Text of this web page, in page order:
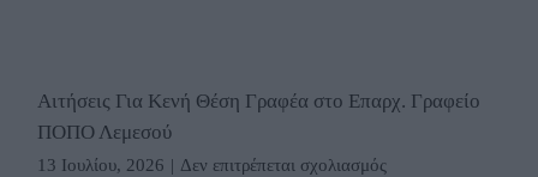
Αιτήσεις Για Κενή Θέση Γραφέα στο Επαρχ. Γραφείο
ΠΟΠΟ Λεμεσού
13 Ιουλίου, 2026 | Δεν επιτρέπεται σχολιασμός